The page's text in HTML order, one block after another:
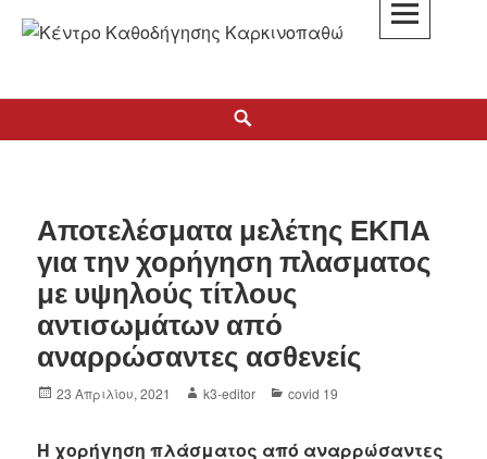
Αποτελέσματα μελέτης ΕΚΠΑ
για την χορήγηση πλασματος
με υψηλούς τίτλους
αντισωμάτων από
αναρρώσαντες ασθενείς
23 Απριλίου, 2021 k3-editor covid 19
Η χορήγηση πλάσματος από αναρρώσαντες